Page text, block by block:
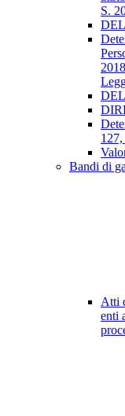
S.
Bandi di
Atti
enti